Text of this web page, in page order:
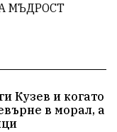
МЪДРОСТ
Кузев и когато
в морал, а